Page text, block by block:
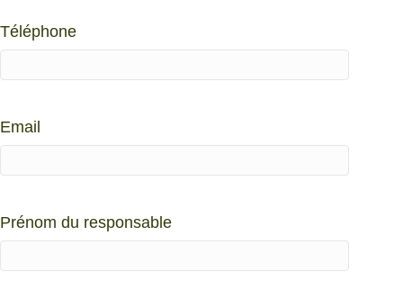
Téléphone
Email
Prénom du responsable